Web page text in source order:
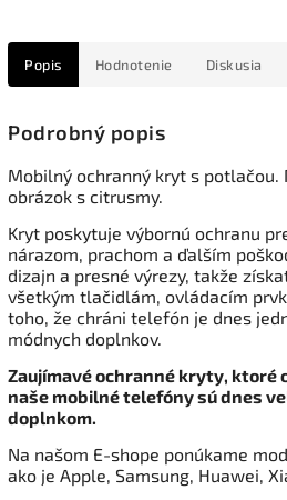
Popis Hodnotenie Diskusia
Podrobný popis
Mobilný ochranný kryt s potlačou.
obrázok s citrusmy.
Kryt poskytuje výbornú ochranu
nárazom, prachom a ďalším
dizajn a presné výrezy, takže
všetkým tlačidlám, ovládacím
toho, že chráni telefón je dnes
módnych doplnkov.
Zaujímavé ochranné kryty, ktoré
naše mobilné telefóny sú dnes
doplnkom.
Na našom E-shope ponúkame
ako je Apple, Samsung, Huawei,